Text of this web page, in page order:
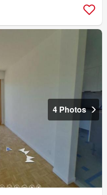
4 Photos